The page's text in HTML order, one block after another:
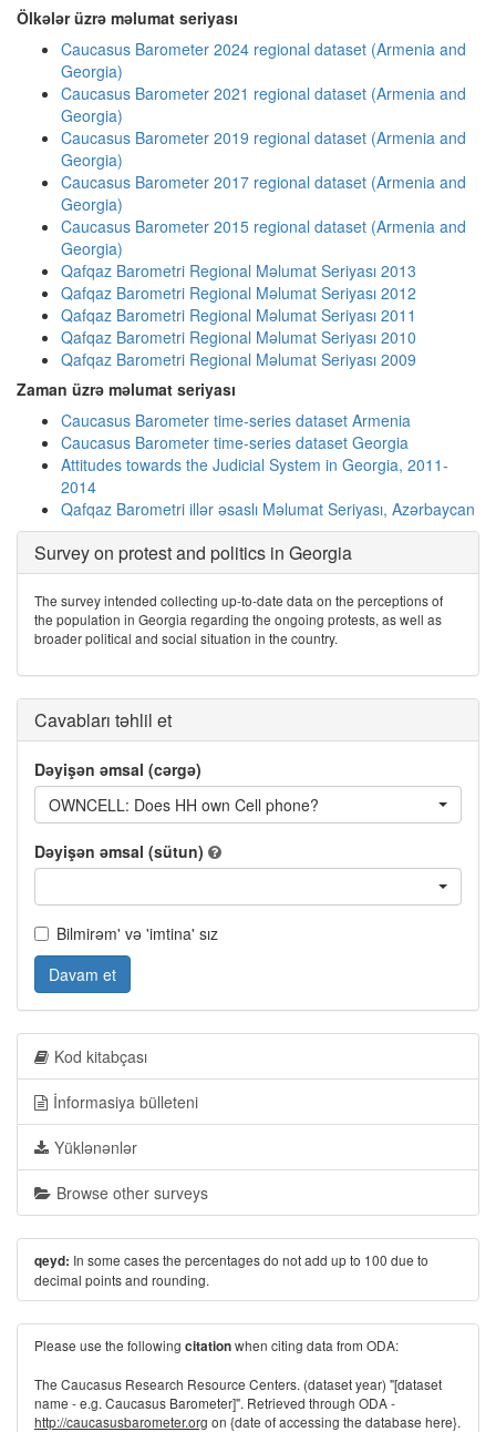
Ölkələr üzrə məlumat seriyası
Caucasus Barometer 2024 regional dataset (Armenia and
Georgia)
Caucasus Barometer 2021 regional dataset (Armenia and
Georgia)
Caucasus Barometer 2019 regional dataset (Armenia and
Georgia)
Caucasus Barometer 2017 regional dataset (Armenia and
Georgia)
Caucasus Barometer 2015 regional dataset (Armenia and
Georgia)
Qafqaz Barometri Regional Məlumat Seriyası 2013
Qafqaz Barometri Regional Məlumat Seriyası 2012
Qafqaz Barometri Regional Məlumat Seriyası 2011
Qafqaz Barometri Regional Məlumat Seriyası 2010
Qafqaz Barometri Regional Məlumat Seriyası 2009
Zaman üzrə məlumat seriyası
Caucasus Barometer time-series dataset Armenia
Caucasus Barometer time-series dataset Georgia
Attitudes towards the Judicial System in Georgia, 2011-
2014
Qafqaz Barometri illər əsaslı Məlumat Seriyası, Azərbaycan
Survey on protest and politics in Georgia
The survey intended collecting up-to-date data on the perceptions of
the population in Georgia regarding the ongoing protests, as well as
broader political and social situation in the country.
Cavabları təhlil et
Dəyişən əmsal (cərgə)
OWNCELL: Does HH own Cell phone?
Dəyişən əmsal (sütun)
Bilmirəm' və 'imtina' sız
Davam et
Kod kitabçası
İnformasiya bülleteni
Yüklənənlər
Browse other surveys
qeyd: In some cases the percentages do not add up to 100 due to
decimal points and rounding.
Please use the following citationwhen citing data from ODA:
The Caucasus Research Resource Centers. (dataset year) "[dataset
name - e.g. Caucasus Barometer]". Retrieved through ODA -
http://caucasusbarometer.org on {date of accessing the database here}.